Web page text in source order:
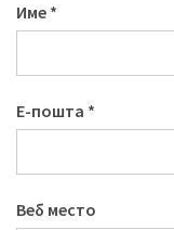
Име *
Е-пошта *
Веб место